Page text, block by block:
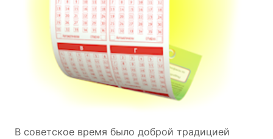
В советское время было доброй традицией